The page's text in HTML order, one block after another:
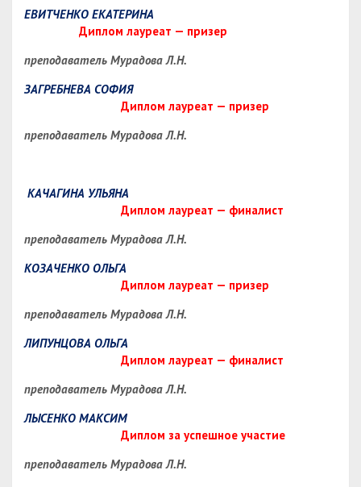
ЕВИТЧЕНКО ЕКАТЕРИНА
Диплом лауреат — призер
преподаватель Мурадова Л.Н.
ЗАГРЕБНЕВА СОФИЯ
Диплом лауреат — призер
преподаватель Мурадова Л.Н.
КАЧАГИНА УЛЬЯНА
Диплом лауреат — финалист
преподаватель Мурадова Л.Н.
КОЗАЧЕНКО ОЛЬГА
Диплом лауреат — призер
преподаватель Мурадова Л.Н.
ЛИПУНЦОВА ОЛЬГА
Диплом лауреат — финалист
преподаватель Мурадова Л.Н.
ЛЫСЕНКО МАКСИМ
Диплом за успешное участие
преподаватель Мурадова Л.Н.